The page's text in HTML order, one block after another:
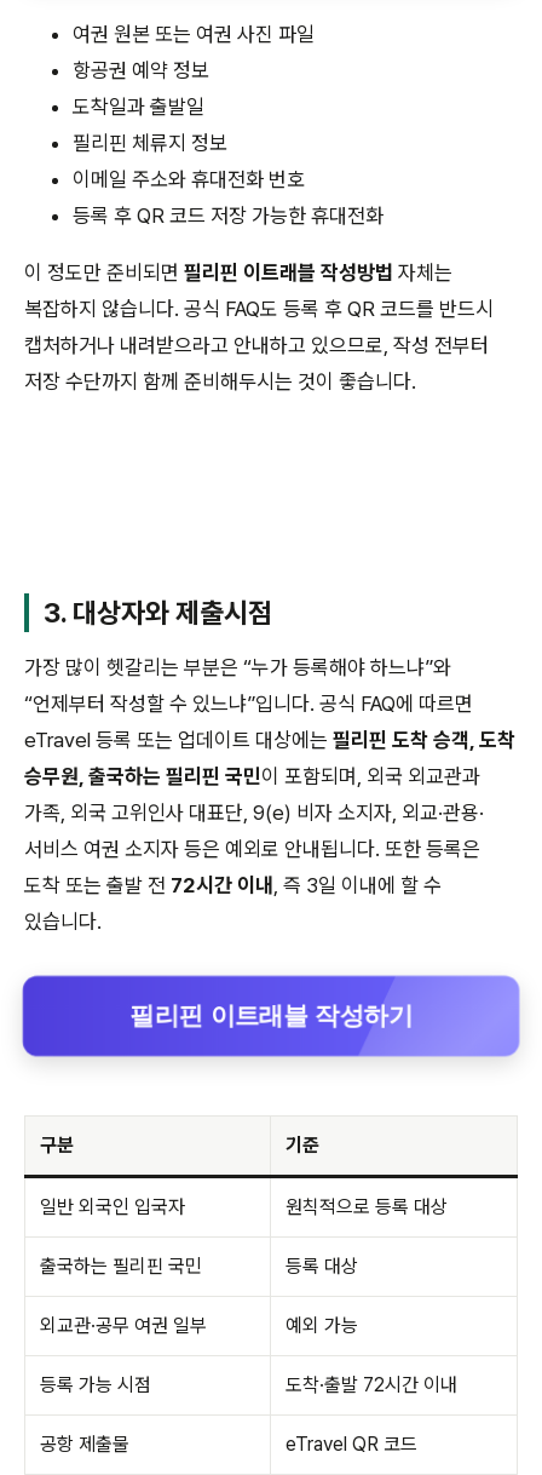
여권 원본 또는 여권 사진 파일
항공권 예약 정보
도착일과 출발일
필리핀 체류지 정보
이메일 주소와 휴대전화 번호
등록 후 QR 코드 저장 가능한 휴대전화
이 정도만 준비되면 필리핀 이트래블 작성방법 자체는
복잡하지 않습니다. 공식 FAQ도 등록 후 QR 코드를 반드시
캡처하거나 내려받으라고 안내하고 있으므로, 작성 전부터
저장 수단까지 함께 준비해두시는 것이 좋습니다.
3. 대상자와 제출시점
가장 많이 헷갈리는 부분은 “누가 등록해야 하느냐”와
“언제부터 작성할 수 있느냐”입니다. 공식 FAQ에 따르면
eTravel 등록 또는 업데이트 대상에는 필리핀 도착 승객, 도착
승무원, 출국하는 필리핀 국민이 포함되며, 외국 외교관과
가족, 외국 고위인사 대표단, 9(e) 비자 소지자, 외교·관용·
서비스 여권 소지자 등은 예외로 안내됩니다. 또한 등록은
도착 또는 출발 전 72시간 이내 , 즉 3일 이내에 할 수
있습니다.
필리핀 이트래블 작성하기
구분 기준
일반 외국인 입국자 원칙적으로 등록 대상
출국하는 필리핀 국민 등록 대상
외교관·공무 여권 일부 예외 가능
등록 가능 시점 도착·출발 72시간 이내
공항 제출물 eTravel QR 코드